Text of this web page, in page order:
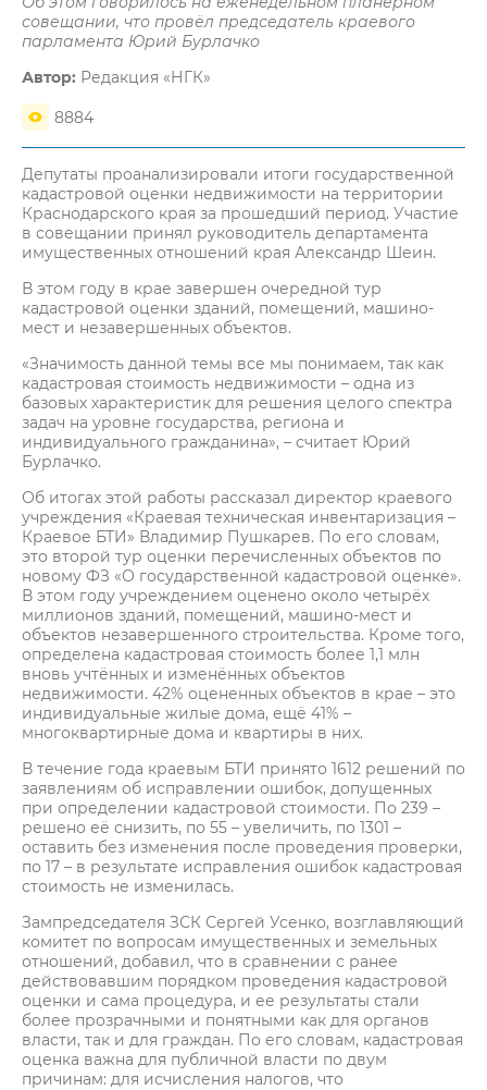
совещании, что провёл председатель краевого
парламента Юрий Бурлачко
Автор: Редакция «НГК»
8884
Депутаты проанализировали итоги государственной
кадастровой оценки недвижимости на территории
Краснодарского края за прошедший период. Участие
в совещании принял руководитель департамента
имущественных отношений края Александр Шеин.
В этом году в крае завершен очередной тур
кадастровой оценки зданий, помещений, машино-
мест и незавершенных объектов.
«Значимость данной темы все мы понимаем, так как
кадастровая стоимость недвижимости – одна из
базовых характеристик для решения целого спектра
задач на уровне государства, региона и
индивидуального гражданина», – считает Юрий
Бурлачко.
Об итогах этой работы рассказал директор краевого
учреждения «Краевая техническая инвентаризация –
Краевое БТИ» Владимир Пушкарев. По его словам,
это второй тур оценки перечисленных объектов по
новому ФЗ «О государственной кадастровой оценке».
В этом году учреждением оценено около четырёх
миллионов зданий, помещений, машино-мест и
объектов незавершенного строительства. Кроме того,
определена кадастровая стоимость более 1,1 млн
вновь учтённых и изменённых объектов
недвижимости. 42% оцененных объектов в крае – это
индивидуальные жилые дома, ещё 41% –
многоквартирные дома и квартиры в них.
В течение года краевым БТИ принято 1612 решений по
заявлениям об исправлении ошибок, допущенных
при определении кадастровой стоимости. По 239 –
решено её снизить, по 55 – увеличить, по 1301 –
оставить без изменения после проведения проверки,
по 17 – в результате исправления ошибок кадастровая
стоимость не изменилась.
Зампредседателя ЗСК Сергей Усенко, возглавляющий
комитет по вопросам имущественных и земельных
отношений, добавил, что в сравнении с ранее
действовавшим порядком проведения кадастровой
оценки и сама процедура, и ее результаты стали
более прозрачными и понятными как для органов
власти, так и для граждан. По его словам, кадастровая
оценка важна для публичной власти по двум
причинам: для исчисления налогов, что